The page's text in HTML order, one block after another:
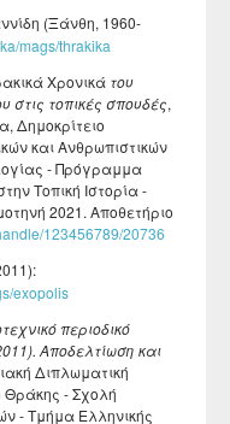
(Ξάνθη, 1960-
mags/thrakika
Χρονικά του
στις τοπικές σπουδές,
Δημοκρίτειο
και Ανθρωπιστικών
- Πρόγραμμα
Τοπική Ιστορία -
2021. Αποθετήριο
123456789/20736
exopolis
περιοδικό
Αποδελτίωση και
Διπλωματική
Θράκης - Σχολή
- Τμήμα Ελληνικής